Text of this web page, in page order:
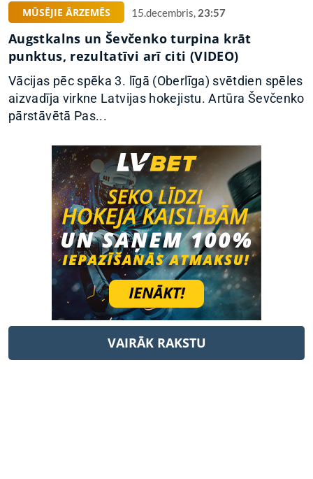
MŪSĒJIE ĀRZEMĒS 15.decembris, 23:57
Augstkalns un Ševčenko turpina krāt
punktus, rezultatīvi arī citi (VIDEO)
Vācijas pēc spēka 3. līgā (Oberlīga) svētdien spēles
aizvadīja virkne Latvijas hokejistu. Artūra Ševčenko
pārstāvētā Pas...
VAIRĀK RAKSTU